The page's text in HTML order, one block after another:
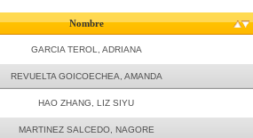
Nombre
GARCIA TEROL, ADRIANA
REVUELTA GOICOECHEA, AMANDA
HAO ZHANG, LIZ SIYU
MARTINEZ SALCEDO, NAGORE